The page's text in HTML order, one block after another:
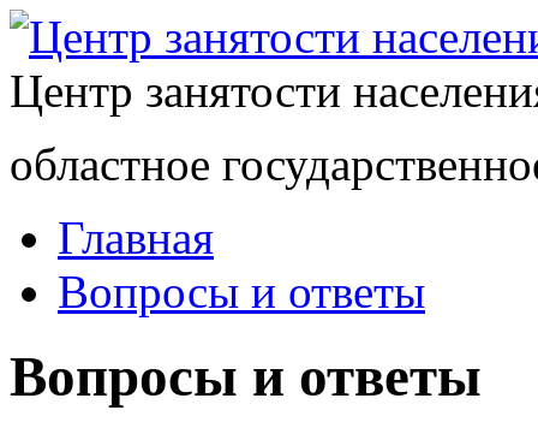
Центр занятости
областное
Главная
Вопросы и ответы
Вопросы и ответы